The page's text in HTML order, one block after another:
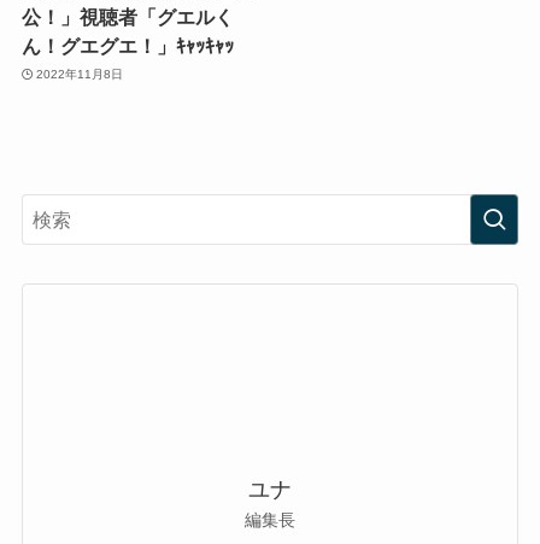
公！」視聴者「グエルく
ん！グエグエ！」ｷｬｯｷｬｯ
2022年11月8日
ユナ
編集長